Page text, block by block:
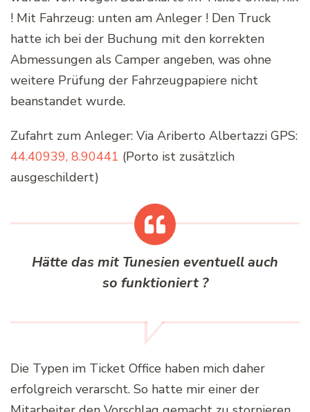
! Mit Fahrzeug: unten am Anleger ! Den Truck
hatte ich bei der Buchung mit den korrekten
Abmessungen als Camper angeben, was ohne
weitere Prüfung der Fahrzeugpapiere nicht
beanstandet wurde.
Zufahrt zum Anleger: Via Ariberto Albertazzi GPS:
44.40939, 8.90441 (Porto ist zusätzlich
ausgeschildert)
Hätte das mit Tunesien eventuell auch
so funktioniert ?
Die Typen im Ticket Office haben mich daher
erfolgreich verarscht. So hatte mir einer der